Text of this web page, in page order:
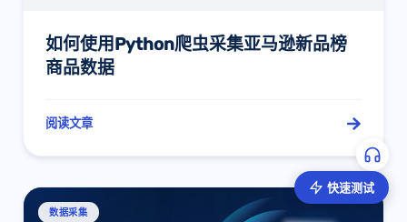
如何使用Python爬虫采集亚马逊新品榜
商品数据
阅读文章
数据采集
快速测试